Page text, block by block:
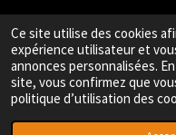
Ce site utilise des cookies
expérience utilisateur et
annonces personnalisées.
site, vous confirmez que
politique d’utilisation des
© 2013- 2025 CTA Tournai